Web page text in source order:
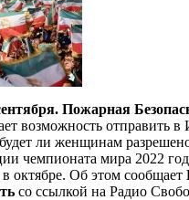
Пожарная
возможность отправить
ли женщинам
чемпионата мира 2022
октябре. Об этом сообщает
со ссылкой на Радио